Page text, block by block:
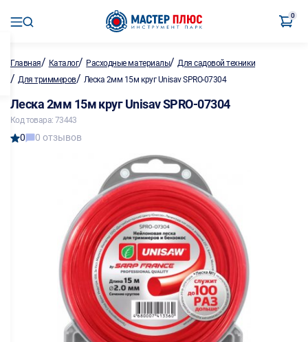
0
Главная/ Каталог/ Расходные материалы/Для садовой техники
/ Для триммеров/ Леска 2мм 15м круг Unisav SPRO-07304
Леска 2мм 15м круг Unisav SPRO-07304
Код товара: 73443
0 0 отзывов